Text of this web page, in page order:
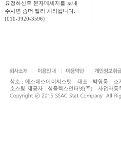
요청하신후 문자메세지를 보내
주시면 좀더 빨리 처리됩니다.
(010-3920-3596)